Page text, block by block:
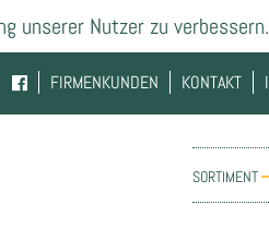
KONTAKT
FIRMENKUNDEN
SORTIMENT
unserer Nutzer zu verbessern.